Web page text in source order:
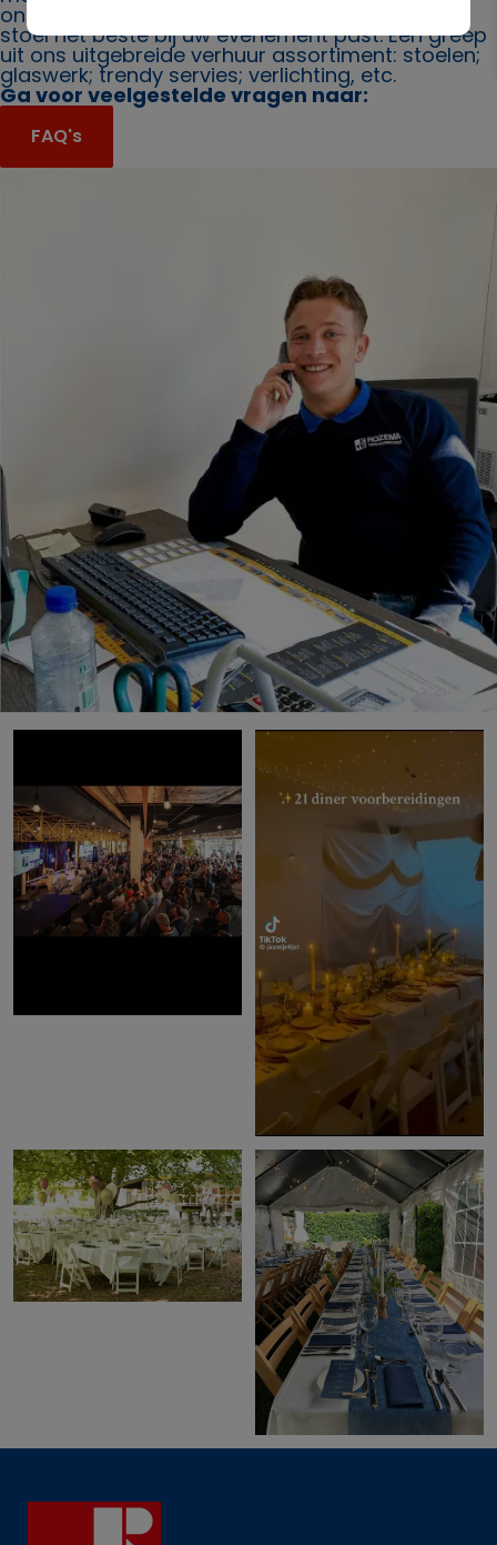
ons. Ook bieden wij u graag advies over welke
stoel het beste bij uw evenement past. Een greep
uit ons uitgebreide verhuur assortiment: stoelen;
glaswerk; trendy servies; verlichting, etc.
Ga voor veelgestelde vragen naar:
FAQ's